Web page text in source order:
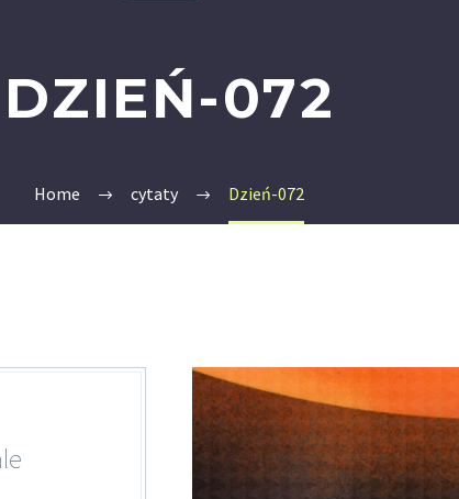
DZIEŃ-072
Home cytaty Dzień-072